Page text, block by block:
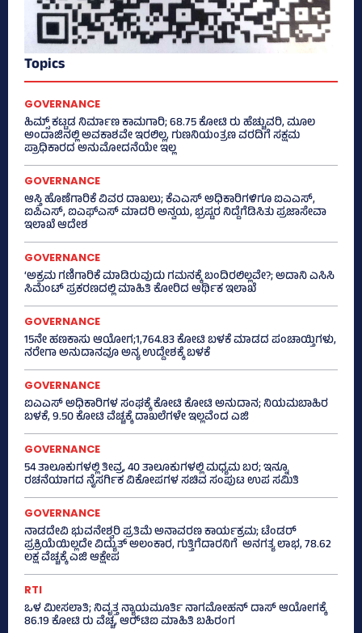
Topics
GOVERNANCE
ಹಿಮ್ಸ್‌ ಕಟ್ಟಡ ನಿರ್ಮಾಣ ಕಾಮಗಾರಿ; 68.75 ಕೋಟಿ ರು ಹೆಚ್ಚುವರಿ, ಮೂಲ
ಅಂದಾಜಿನಲ್ಲಿ ಅವಕಾಶವೇ ಇರಲಿಲ್ಲ, ಗುಣನಿಯಂತ್ರಣ ವರದಿಗೆ ಸಕ್ಷಮ
ಪ್ರಾಧಿಕಾರದ ಅನುಮೋದನೆಯೇ ಇಲ್ಲ
GOVERNANCE
ಆಸ್ತಿ ಹೊಣೆಗಾರಿಕೆ ವಿವರ ದಾಖಲು; ಕೆಎಎಸ್ ಅಧಿಕಾರಿಗಳಿಗೂ ಐಎಎಸ್‌,
ಐಪಿಎಸ್‌, ಐಎಫ್‌ಎಸ್‌ ಮಾದರಿ ಅನ್ವಯ, ಭ್ರಷ್ಟರ ನಿದ್ದೆಗೆಡಿಸಿತು ಪ್ರಜಾಸೇವಾ
ಇಲಾಖೆ ಆದೇಶ
GOVERNANCE
‘ಅಕ್ರಮ ಗಣಿಗಾರಿಕೆ ಮಾಡಿರುವುದು ಗಮನಕ್ಕೆ ಬಂದಿರಲಿಲ್ಲವೇ?; ಅದಾನಿ ಎಸಿಸಿ
ಸಿಮೆಂಟ್ ಪ್ರಕರಣದಲ್ಲಿ ಮಾಹಿತಿ ಕೋರಿದ ಆರ್ಥಿಕ ಇಲಾಖೆ
GOVERNANCE
15ನೇ ಹಣಕಾಸು ಆಯೋಗ;1,764.83 ಕೋಟಿ ಬಳಕೆ ಮಾಡದ ಪಂಚಾಯ್ತಿಗಳು,
ನರೇಗಾ ಅನುದಾನವೂ ಅನ್ಯ ಉದ್ದೇಶಕ್ಕೆ ಬಳಕೆ
GOVERNANCE
ಐಎಎಸ್‌ ಅಧಿಕಾರಿಗಳ ಸಂಘಕ್ಕೆ ಕೋಟಿ ಕೋಟಿ ಅನುದಾನ; ನಿಯಮಬಾಹಿರ
ಬಳಕೆ, 9.50 ಕೋಟಿ ವೆಚ್ಚಕ್ಕೆ ದಾಖಲೆಗಳೇ ಇಲ್ಲವೆಂದ ಎಜಿ
GOVERNANCE
54 ತಾಲೂಕುಗಳಲ್ಲಿ ತೀವ್ರ, 40 ತಾಲೂಕುಗಳಲ್ಲಿ ಮಧ್ಯಮ ಬರ; ಇನ್ನೂ
ರಚನೆಯಾಗದ ನೈಸರ್ಗಿಕ ವಿಕೋಪಗಳ ಸಚಿವ ಸಂಪುಟ ಉಪ ಸಮಿತಿ
GOVERNANCE
ನಾಡದೇವಿ ಭುವನೇಶ್ವರಿ ಪ್ರತಿಮೆ ಅನಾವರಣ ಕಾರ್ಯಕ್ರಮ; ಟೆಂಡರ್
ಪ್ರಕ್ರಿಯೆಯಿಲ್ಲದೇ ವಿದ್ಯುತ್‌ ಅಲಂಕಾರ, ಗುತ್ತಿಗೆದಾರನಿಗೆ ಅನಗತ್ಯ ಲಾಭ, 78.62
ಲಕ್ಷ ವೆಚ್ಚಕ್ಕೆ ಎಜಿ ಆಕ್ಷೇಪ
RTI
ಒಳ ಮೀಸಲಾತಿ; ನಿವೃತ್ತ ನ್ಯಾಯಮೂರ್ತಿ ನಾಗಮೋಹನ್ ದಾಸ್ ಆಯೋಗಕ್ಕೆ
86.19 ಕೋಟಿ ರು ವೆಚ್ಚ, ಆರ್‍‌ಟಿಐ ಮಾಹಿತಿ ಬಹಿರಂಗ